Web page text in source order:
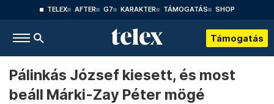
TELEX AFTER G7 KARAKTER TÁMOGATÁS SHOP
Támogatás
Pálinkás József kiesett, és most
beáll Márki-Zay Péter mögé